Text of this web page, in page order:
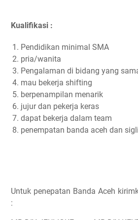
Kualifikasi :
Pendidikan minimal SMA
pria/wanita
Pengalaman di bidang yang
mau bekerja shifting
berpenampilan menarik
jujur dan pekerja keras
dapat bekerja dalam team
penempatan banda aceh dan sigli
Untuk penepatan Banda Aceh
: